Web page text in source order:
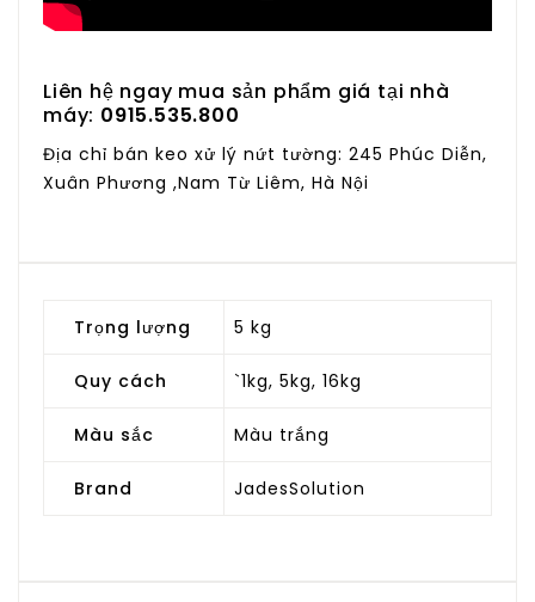
Liên hệ ngay mua sản phẩm giá tại nhà
máy: 0915.535.800
Địa chỉ bán keo xử lý nứt tường: 245 Phúc Diễn,
Xuân Phương ,Nam Từ Liêm, Hà Nội
Trọng lượng 5 kg
Quy cách `1kg, 5kg, 16kg
Màu sắc Màu trắng
Brand JadesSolution